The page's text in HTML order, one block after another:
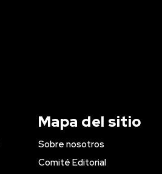
Mapa del sitio
Sobre nosotros
Comité Editorial